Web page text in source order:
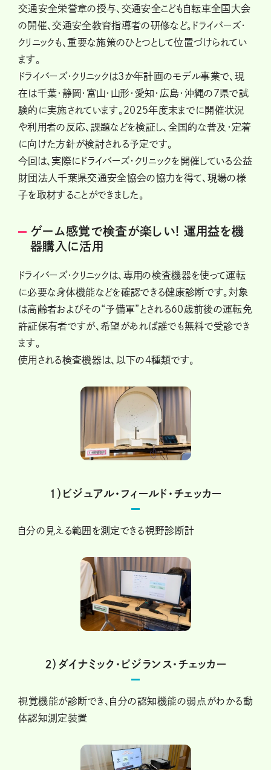
交通安全栄誉章の授与、交通安全こども自転車全国大会
の開催、交通安全教育指導者の研修など。ドライバーズ・
クリニックも、重要な施策のひとつとして位置づけられてい
ます。
ドライバーズ・クリニックは3か年計画のモデル事業で、現
在は千葉・静岡・富山・山形・愛知・広島・沖縄の7県で試
験的に実施されています。2025年度末までに開催状況
や利用者の反応、課題などを検証し、全国的な普及・定着
に向けた方針が検討される予定です。
今回は、実際にドライバーズ・クリニックを開催している公益
財団法人千葉県交通安全協会の協力を得て、現場の様
子を取材することができました。
ゲーム感覚で検査が楽しい! 運用益を機
器購入に活用
ドライバーズ・クリニックは、専用の検査機器を使って運転
に必要な身体機能などを確認できる健康診断です。対象
は高齢者およびその“予備軍”とされる60歳前後の運転免
許証保有者ですが、希望があれば誰でも無料で受診でき
ます。
使用される検査機器は、以下の4種類です。
１）ビジュアル・フィールド・チェッカー
自分の見える範囲を測定できる視野診断計
２）ダイナミック・ビジランス・チェッカー
視覚機能が診断でき、自分の認知機能の弱点がわかる動
体認知測定装置